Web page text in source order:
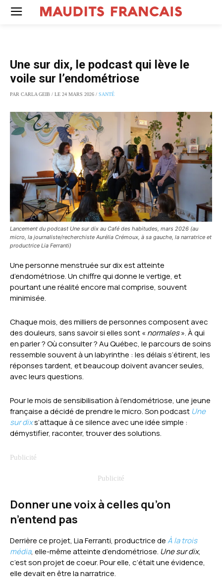
Une sur dix, le podcast qui lève le
voile sur l’endométriose
PAR CARLA GEIB / LE 24 MARS 2026 / SANTÉ
Lancement du podcast Une sur dix au Café des habitudes, mars 2026 (au
micro, la journaliste/recherchiste Aurélia Crémoux, à sa gauche, la narratrice et
productrice Lia Ferranti)
Une personne menstruée sur dix est atteinte
d’endométriose. Un chiffre qui donne le vertige, et
pourtant une réalité encore mal comprise, souvent
minimisée.
Chaque mois, des milliers de personnes composent avec
des douleurs, sans savoir si elles sont « normales». À qui
en parler ? Où consulter ? Au Québec, le parcours de soins
ressemble souvent à un labyrinthe : les délais s’étirent, les
réponses tardent, et beaucoup doivent avancer seules,
avec leurs questions.
Pour le mois de sensibilisation à l’endométriose, une jeune
française a décidé de prendre le micro. Son podcast Une
sur dixs’attaque à ce silence avec une idée simple :
démystifier, raconter, trouver des solutions.
Donner une voix à celles qu’on
n’entend pas
Derrière ce projet, Lia Ferranti, productrice deÀ la trois
média, elle-même atteinte d’endométriose. Une sur dix,
c’est son projet de coeur. Pour elle, c’était une évidence,
elle devait en être la narratrice.